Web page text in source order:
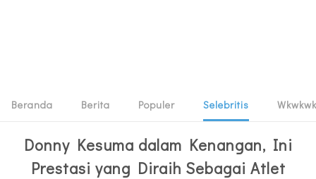
Beranda Berita Populer Selebritis Wkwkwk
Donny Kesuma dalam Kenangan, Ini
Prestasi yang Diraih Sebagai Atlet